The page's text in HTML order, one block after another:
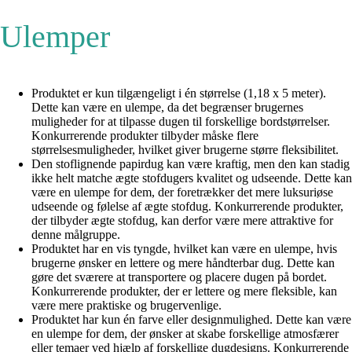
Ulemper
Produktet er kun tilgængeligt i én størrelse (1,18 x 5 meter).
Dette kan være en ulempe, da det begrænser brugernes
muligheder for at tilpasse dugen til forskellige bordstørrelser.
Konkurrerende produkter tilbyder måske flere
størrelsesmuligheder, hvilket giver brugerne større fleksibilitet.
Den stoflignende papirdug kan være kraftig, men den kan stadig
ikke helt matche ægte stofdugers kvalitet og udseende. Dette kan
være en ulempe for dem, der foretrækker det mere luksuriøse
udseende og følelse af ægte stofdug. Konkurrerende produkter,
der tilbyder ægte stofdug, kan derfor være mere attraktive for
denne målgruppe.
Produktet har en vis tyngde, hvilket kan være en ulempe, hvis
brugerne ønsker en lettere og mere håndterbar dug. Dette kan
gøre det sværere at transportere og placere dugen på bordet.
Konkurrerende produkter, der er lettere og mere fleksible, kan
være mere praktiske og brugervenlige.
Produktet har kun én farve eller designmulighed. Dette kan være
en ulempe for dem, der ønsker at skabe forskellige atmosfærer
eller temaer ved hjælp af forskellige dugdesigns. Konkurrerende